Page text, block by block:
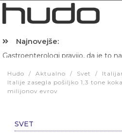
Najnovejše:
Gastroenterologi pravijo, da je to
Hudo / Aktualno / Svet /
Italije zasegla pošiljko 1,3 tone
milijonov evrov
SVET